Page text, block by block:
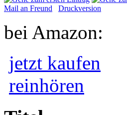
Mail an Freund Druckversion
bei Amazon:
jetzt kaufen
reinhören